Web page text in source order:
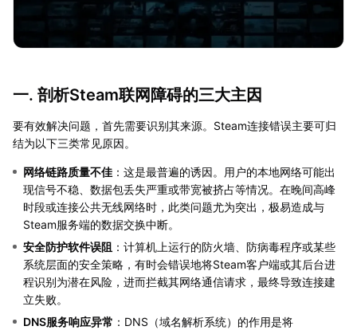
一. 剖析Steam联网障碍的三大主因
要有效解决问题，首先需要识别其来源。Steam连接错误主要可归
结为以下三类常见原因。
网络链路质量不佳 ：这是最普遍的诱因。用户的本地网络可能出
现信号不稳、数据包丢失严重或带宽被挤占等情况。在晚间高峰
时段或连接公共无线网络时，此类问题尤为突出，极易造成与
Steam服务端的数据交换中断。
安全防护软件误阻 ：计算机上运行的防火墙、防病毒程序或某些
系统层面的安全策略，有时会错误地将Steam客户端或其后台进
程识别为潜在风险，进而拦截其网络通信请求，最终导致连接建
立失败。
DNS服务响应异常 ：DNS（域名解析系统）的作用是将